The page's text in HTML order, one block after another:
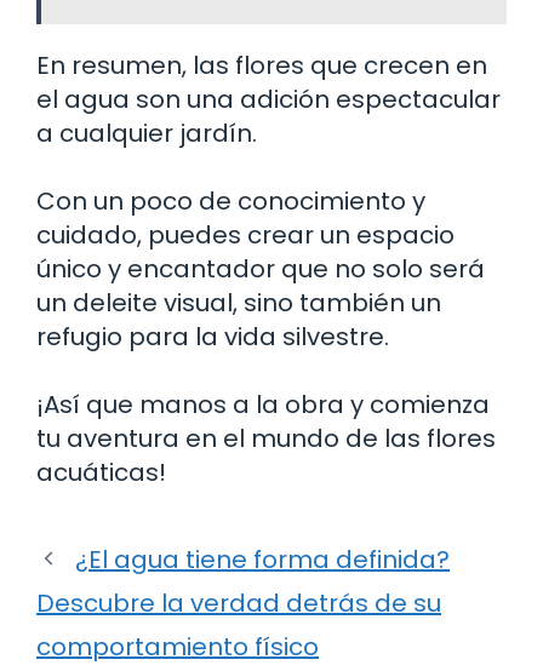
En resumen, las flores que crecen en
el agua son una adición espectacular
a cualquier jardín.
Con un poco de conocimiento y
cuidado, puedes crear un espacio
único y encantador que no solo será
un deleite visual, sino también un
refugio para la vida silvestre.
¡Así que manos a la obra y comienza
tu aventura en el mundo de las flores
acuáticas!
¿El agua tiene forma definida?
Descubre la verdad detrás de su
comportamiento físico